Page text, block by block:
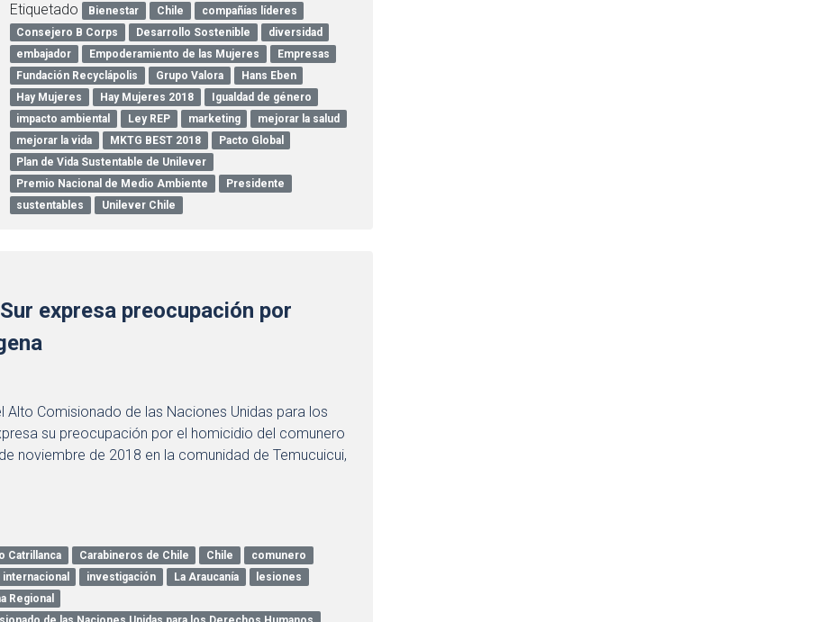
Etiquetado Bienestar Chile
compañías líderes
Consejero B Corps
Desarrollo Sostenible
diversidad
embajador
Empoderamiento de las Mujeres
Empresas
Fundación Recyclápolis
Grupo Valora
Hans Eben
Hay Mujeres
Hay Mujeres 2018
Igualdad de género
impacto ambiental
Ley REP marketing
mejorar la salud
mejorar la vida
MKTG BEST 2018
Pacto Global
Plan de Vida Sustentable de Unilever
Premio Nacional de Medio Ambiente
Presidente
sustentables
Unilever Chile
expresa preocupación por
Alto Comisionado de las Naciones Unidas para los
su preocupación por el homicidio del comunero
noviembre de 2018 en la comunidad de Temucuicui,
Catrillanca Carabineros de Chile Chile
comunero
internacional investigación La Araucanía
lesiones
Regional